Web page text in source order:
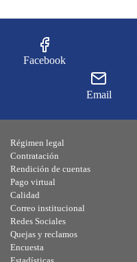
Facebook
Email
Régimen legal
Contratación
Rendición de cuentas
Pago virtual
Calidad
Correo institucional
Redes Sociales
Quejas y reclamos
Encuesta